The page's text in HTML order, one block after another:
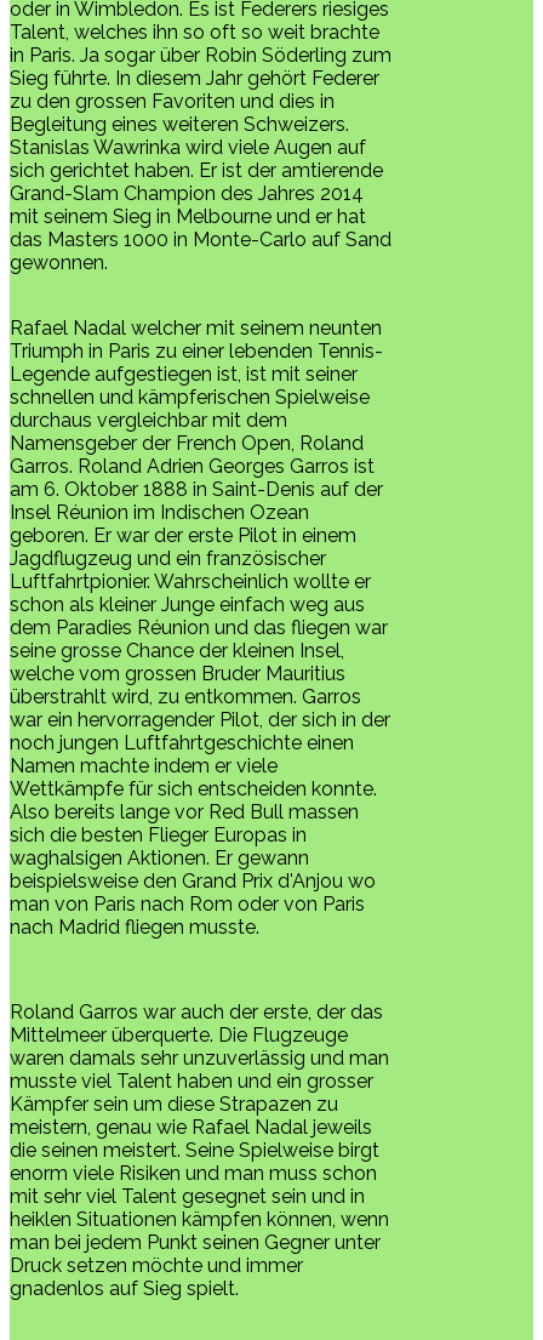
oder in Wimbledon. Es ist Federers riesiges
Talent, welches ihn so oft so weit brachte
in Paris. Ja sogar über Robin Söderling zum
Sieg führte. In diesem Jahr gehört Federer
zu den grossen Favoriten und dies in
Begleitung eines weiteren Schweizers.
Stanislas Wawrinka wird viele Augen auf
sich gerichtet haben. Er ist der amtierende
Grand-Slam Champion des Jahres 2014
mit seinem Sieg in Melbourne und er hat
das Masters 1000 in Monte-Carlo auf Sand
gewonnen.
Rafael Nadal welcher mit seinem neunten
Triumph in Paris zu einer lebenden Tennis-
Legende aufgestiegen ist, ist mit seiner
schnellen und kämpferischen Spielweise
durchaus vergleichbar mit dem
Namensgeber der French Open, Roland
Garros. Roland Adrien Georges Garros ist
am 6. Oktober 1888 in Saint-Denis auf der
Insel Réunion im Indischen Ozean
geboren. Er war der erste Pilot in einem
Jagdflugzeug und ein französischer
Luftfahrtpionier. Wahrscheinlich wollte er
schon als kleiner Junge einfach weg aus
dem Paradies Réunion und das fliegen war
seine grosse Chance der kleinen Insel,
welche vom grossen Bruder Mauritius
überstrahlt wird, zu entkommen. Garros
war ein hervorragender Pilot, der sich in der
noch jungen Luftfahrtgeschichte einen
Namen machte indem er viele
Wettkämpfe für sich entscheiden konnte.
Also bereits lange vor Red Bull massen
sich die besten Flieger Europas in
waghalsigen Aktionen. Er gewann
beispielsweise den Grand Prix d'Anjou wo
man von Paris nach Rom oder von Paris
nach Madrid fliegen musste.
Roland Garros war auch der erste, der das
Mittelmeer überquerte. Die Flugzeuge
waren damals sehr unzuverlässig und man
musste viel Talent haben und ein grosser
Kämpfer sein um diese Strapazen zu
meistern, genau wie Rafael Nadal jeweils
die seinen meistert. Seine Spielweise birgt
enorm viele Risiken und man muss schon
mit sehr viel Talent gesegnet sein und in
heiklen Situationen kämpfen können, wenn
man bei jedem Punkt seinen Gegner unter
Druck setzen möchte und immer
gnadenlos auf Sieg spielt.